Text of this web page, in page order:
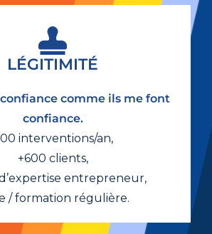
LÉGITIMITÉ
comme ils me font
confiance.
interventions/an,
+600 clients,
entrepreneur,
/ formation régulière.